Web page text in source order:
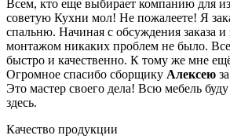
Всем, кто еще выбирает компанию для
советую Кухни мол! Не пожалеете! Я
спальню. Начиная с обсуждения заказа и
монтажом никаких проблем не было.
быстро и качественно. К тому же мне
Огромное спасибо сборщику Алексею
Это мастер своего дела! Всю мебель буду
здесь.
Качество продукции